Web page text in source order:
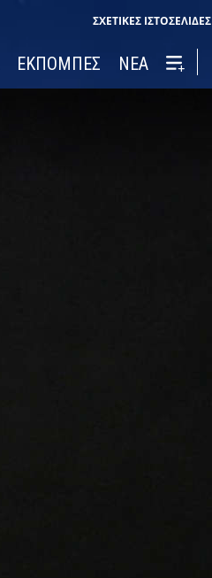
ΣΧΕΤΙΚΈΣ ΙΣΤΟΣΕΛΊΔΕΣ
ΕΚΠΟΜΠΕΣ ΝΕΑ